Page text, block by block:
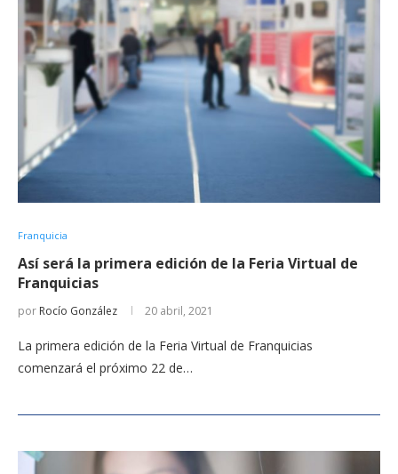
Franquicia
Así será la primera edición de la Feria Virtual de
Franquicias
por Rocío González 20 abril, 2021
La primera edición de la Feria Virtual de Franquicias
comenzará el próximo 22 de…